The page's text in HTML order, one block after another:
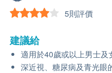
5則評價
建議給
適用於40歲或以上男士及
深近視、糖尿病及青光眼